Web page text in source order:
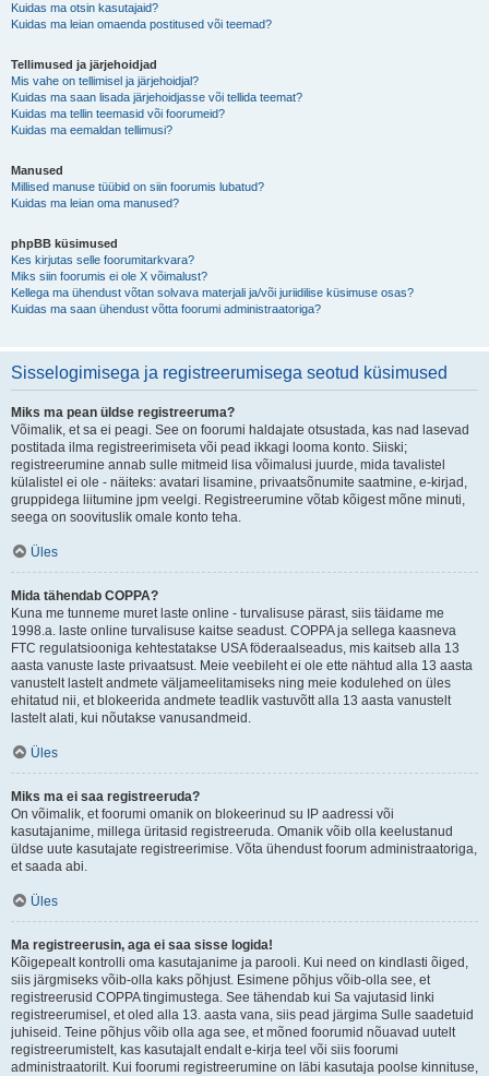
Kuidas ma otsin kasutajaid?
Kuidas ma leian omaenda postitused või teemad?
Tellimused ja järjehoidjad
Mis vahe on tellimisel ja järjehoidjal?
Kuidas ma saan lisada järjehoidjasse või tellida teemat?
Kuidas ma tellin teemasid või foorumeid?
Kuidas ma eemaldan tellimusi?
Manused
Millised manuse tüübid on siin foorumis lubatud?
Kuidas ma leian oma manused?
phpBB küsimused
Kes kirjutas selle foorumitarkvara?
Miks siin foorumis ei ole X võimalust?
Kellega ma ühendust võtan solvava materjali ja/või juriidilise küsimuse osas?
Kuidas ma saan ühendust võtta foorumi administraatoriga?
Sisselogimisega ja registreerumisega seotud küsimused
Miks ma pean üldse registreeruma?
Võimalik, et sa ei peagi. See on foorumi haldajate otsustada, kas nad lasevad
postitada ilma registreerimiseta või pead ikkagi looma konto. Siiski;
registreerumine annab sulle mitmeid lisa võimalusi juurde, mida tavalistel
külalistel ei ole - näiteks: avatari lisamine, privaatsõnumite saatmine, e-kirjad,
gruppidega liitumine jpm veelgi. Registreerumine võtab kõigest mõne minuti,
seega on soovituslik omale konto teha.
Üles
Mida tähendab COPPA?
Kuna me tunneme muret laste online - turvalisuse pärast, siis täidame me
1998.a. laste online turvalisuse kaitse seadust. COPPA ja sellega kaasneva
FTC regulatsiooniga kehtestatakse USA föderaalseadus, mis kaitseb alla 13
aasta vanuste laste privaatsust. Meie veebileht ei ole ette nähtud alla 13 aasta
vanustelt lastelt andmete väljameelitamiseks ning meie kodulehed on üles
ehitatud nii, et blokeerida andmete teadlik vastuvõtt alla 13 aasta vanustelt
lastelt alati, kui nõutakse vanusandmeid.
Üles
Miks ma ei saa registreeruda?
On võimalik, et foorumi omanik on blokeerinud su IP aadressi või
kasutajanime, millega üritasid registreeruda. Omanik võib olla keelustanud
üldse uute kasutajate registreerimise. Võta ühendust foorum administraatoriga,
et saada abi.
Üles
Ma registreerusin, aga ei saa sisse logida!
Kõigepealt kontrolli oma kasutajanime ja parooli. Kui need on kindlasti õiged,
siis järgmiseks võib-olla kaks põhjust. Esimene põhjus võib-olla see, et
registreerusid COPPA tingimustega. See tähendab kui Sa vajutasid linki
registreerumisel, et oled alla 13. aasta vana, siis pead järgima Sulle saadetuid
juhiseid. Teine põhjus võib olla aga see, et mõned foorumid nõuavad uutelt
registreerumistelt, kas kasutajalt endalt e-kirja teel või siis foorumi
administraatorilt. Kui foorumi registreerumine on läbi kasutaja poolse kinnituse,